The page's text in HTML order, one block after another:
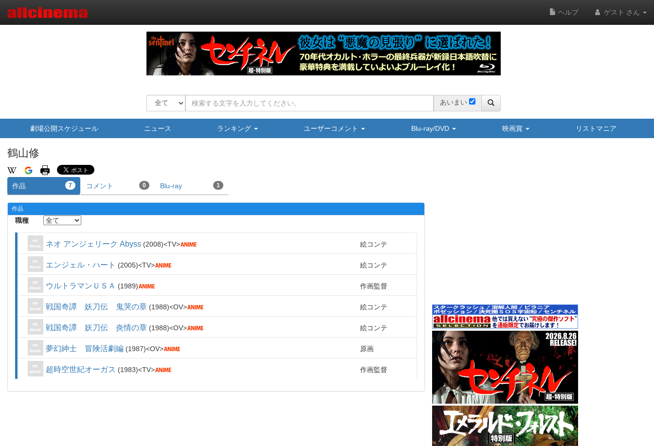
ヘルプ ゲスト さん
あいまい
劇場公開スケジュール ニュース ランキング ユーザーコメント Blu-ray/DVD 映画賞 リストマニア
鶴山修
作品 7 コメント 0 Blu-ray 1
作品
職種
ネオ アンジェリーク Abyss 2008 TV 絵コンテ
エンジェル・ハート 2005 TV 絵コンテ
ウルトラマンＵＳＡ 1989 作画監督
戦国奇譚 妖刀伝 鬼哭の章 1988 OV 絵コンテ
戦国奇譚 妖刀伝 炎情の章 1988 OV 絵コンテ
夢幻紳士 冒険活劇編 1987 OV 原画
超時空世紀オーガス 1983 TV 作画監督